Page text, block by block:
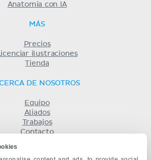
Anatomia con IA
MÁS
Precios
Licenciar ilustraciones
Tienda
DE NOSOTROS
Equipo
Aliados
Trabajos
Contacto
y condiciones